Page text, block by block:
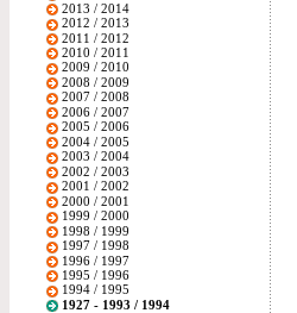
2013 / 2014
2012 / 2013
2011 / 2012
2010 / 2011
2009 / 2010
2008 / 2009
2007 / 2008
2006 / 2007
2005 / 2006
2004 / 2005
2003 / 2004
2002 / 2003
2001 / 2002
2000 / 2001
1999 / 2000
1998 / 1999
1997 / 1998
1996 / 1997
1995 / 1996
1994 / 1995
1927 - 1993 / 1994